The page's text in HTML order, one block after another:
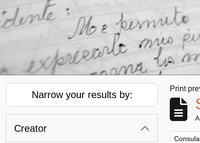
Narrow your results by:
Creator
Print